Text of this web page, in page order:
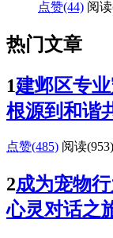
点赞(44) 阅读
热门文章
1建邺区专
根源到和谐
点赞(485) 阅读(953)
2成为宠物
心灵对话之